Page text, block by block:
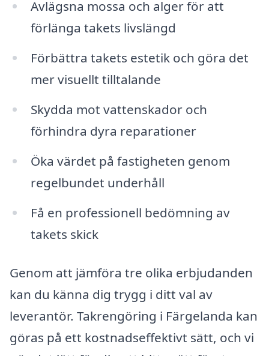
Avlägsna mossa och alger för att
förlänga takets livslängd
Förbättra takets estetik och göra det
mer visuellt tilltalande
Skydda mot vattenskador och
förhindra dyra reparationer
Öka värdet på fastigheten genom
regelbundet underhåll
Få en professionell bedömning av
takets skick
Genom att jämföra tre olika erbjudanden
kan du känna dig trygg i ditt val av
leverantör. Takrengöring i Färgelanda kan
göras på ett kostnadseffektivt sätt, och vi